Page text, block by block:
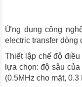
Ứng dụng công
electric transfer dòng
Thiết lập chế độ
lựa chọn: độ sâu
(0.5MHz cho mặt,